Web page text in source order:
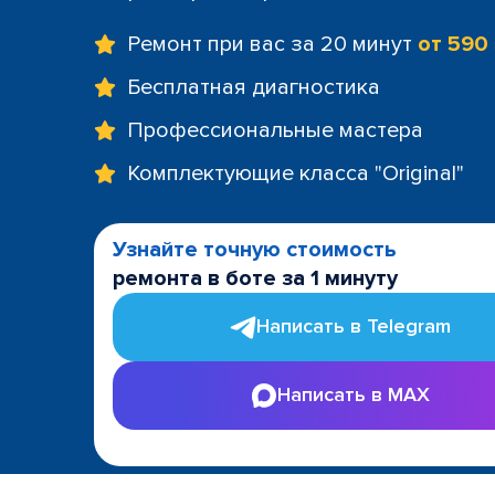
Ремонт при вас за 20 минут от
Бесплатная диагностика
Профессиональные мастера
Комплектующие класса "Original"
Узнайте точную стоимость
ремонта в боте за 1 минуту
Написать в Telegram
Написать в MAX